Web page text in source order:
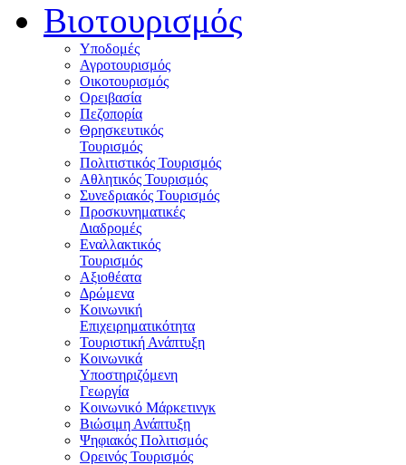
Βιοτουρισμός
Υποδομές
Αγροτουρισμός
Οικοτουρισμός
Ορειβασία
Πεζοπορία
Θρησκευτικός
Τουρισμός
Πολιτιστικός Τουρισμός
Αθλητικός Τουρισμός
Συνεδριακός Τουρισμός
Προσκυνηματικές
Διαδρομές
Εναλλακτικός
Τουρισμός
Αξιοθέατα
Δρώμενα
Κοινωνική
Επιχειρηματικότητα
Τουριστική Ανάπτυξη
Κοινωνικά
Υποστηριζόμενη
Γεωργία
Κοινωνικό Μάρκετινγκ
Βιώσιμη Ανάπτυξη
Ψηφιακός Πολιτισμός
Ορεινός Τουρισμός